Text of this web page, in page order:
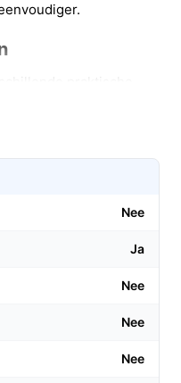
tool maken voor elke
Dankzij het 4.3 inch
beelden,
ook in het donker
Met een
fluitje van een cent.
Nee
Ja
Nee
Nee
Nee